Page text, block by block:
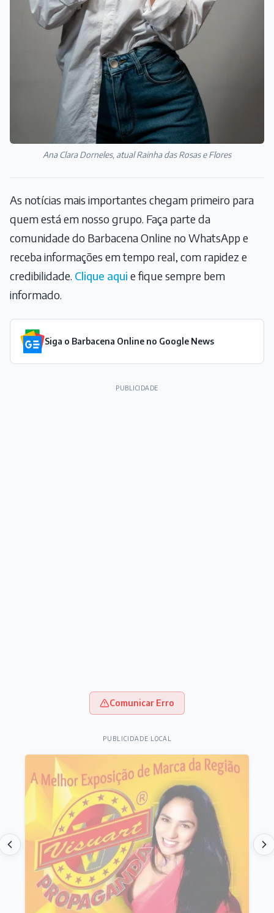
Ana Clara Dorneles, atual Rainha das Rosas e Flores
As notícias mais importantes chegam primeiro para
quem está em nosso grupo. Faça parte da
comunidade do Barbacena Online no WhatsApp e
receba informações em tempo real, com rapidez e
credibilidade. Clique aqui e fique sempre bem
informado.
Siga o Barbacena Online no Google News
PUBLICIDADE
Comunicar Erro
PUBLICIDADE LOCAL